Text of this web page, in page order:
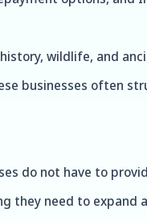
wildlife, and
businesses often
do not have to
they need to expand